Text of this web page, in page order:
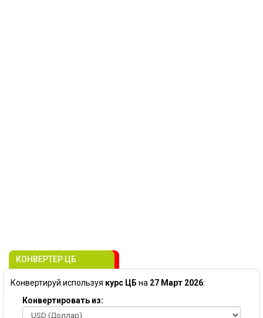
КОНВЕРТЕР ЦБ
Конвертируй используя курс ЦБ на 27 Март 2026:
Конвертировать из: